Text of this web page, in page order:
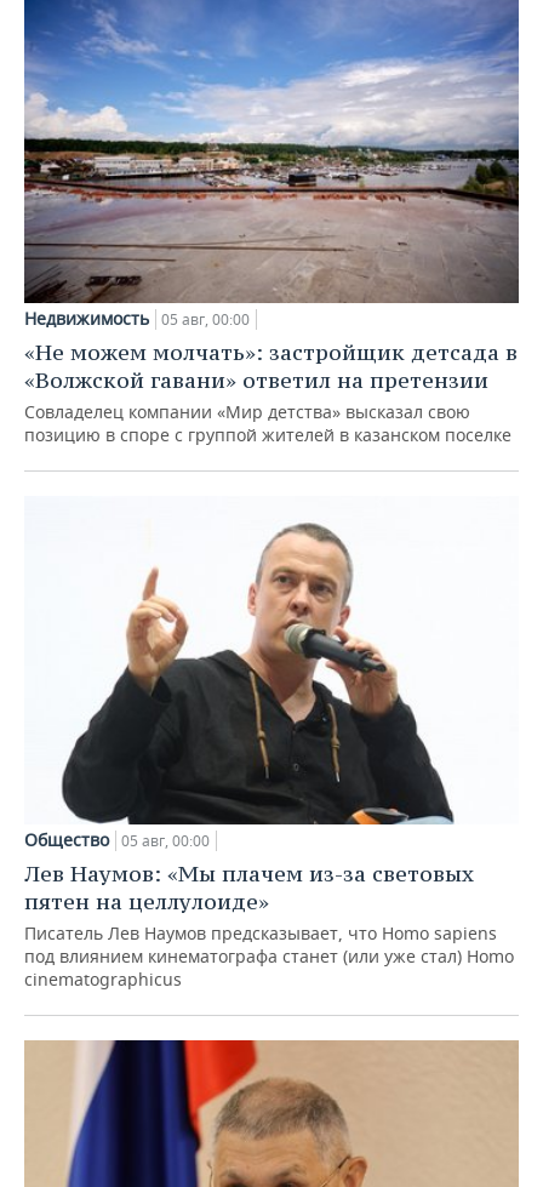
Недвижимость 05 авг, 00:00
«Не можем молчать»: застройщик детсада в
«Волжской гавани» ответил на претензии
Совладелец компании «Мир детства» высказал свою
позицию в споре с группой жителей в казанском поселке
Общество 05 авг, 00:00
Лев Наумов: «Мы плачем из-за световых
пятен на целлулоиде»
Писатель Лев Наумов предсказывает, что Homo sapiens
под влиянием кинематографа станет (или уже стал) Homo
cinematographicus